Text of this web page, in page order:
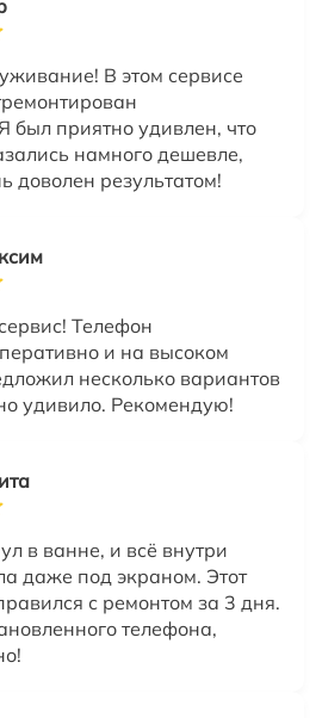
В этом сервисе
был приятно удивлен, что
намного дешевле,
доволен результатом!
Телефон
и на высоком
несколько вариантов
удивило. Рекомендую!
в ванне, и всё внутри
даже под экраном. Этот
с ремонтом за 3 дня.
телефона,